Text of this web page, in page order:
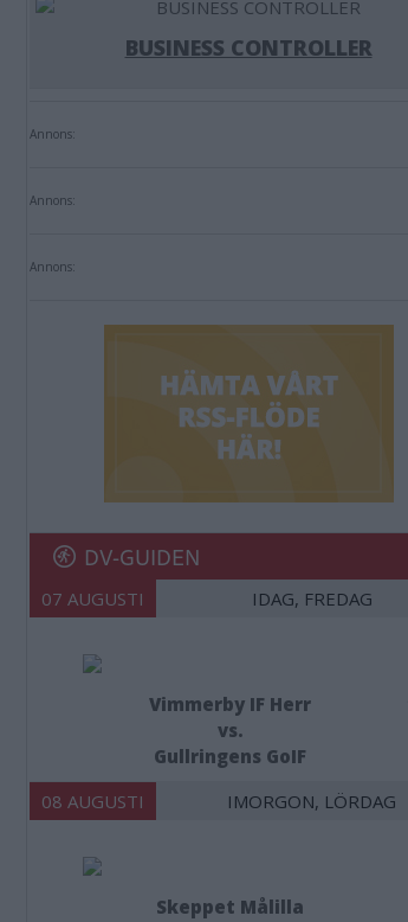
BUSINESS CONTROLLER
Annons:
Annons:
Annons:
DV-GUIDEN
07 AUGUSTI IDAG, FREDAG
Vimmerby IF Herr
vs.
Gullringens GoIF
08 AUGUSTI IMORGON, LÖRDAG
Skeppet Målilla